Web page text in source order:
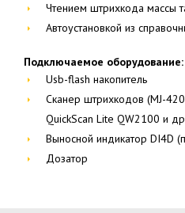
Чтением штрихкода массы
Автоустановкой из
Подключаемое оборудование:
Usb-flash накопитель
Cканер штрихкодов (MJ-
QuickScan Lite QW2100 и
Выносной индикатор DI4D
Дозатор